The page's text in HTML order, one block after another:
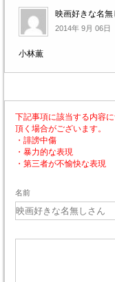
映画好きな名無
2014年 9月 06日
小林薫
下記事項に該当する内容
頂く場合がございます。
・誹謗中傷
・暴力的な表現
・第三者が不愉快な表現
名前